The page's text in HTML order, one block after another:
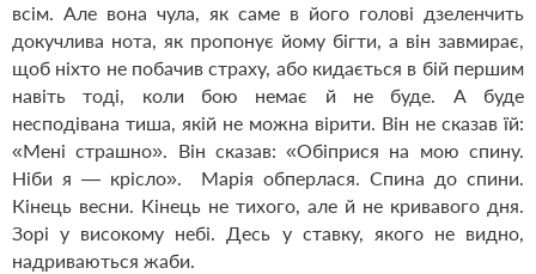
всім. Але вона чула, як саме в його голові дзеленчить
докучлива нота, як пропонує йому бігти, а він завмирає,
щоб ніхто не побачив страху, або кидається в бій першим
навіть тоді, коли бою немає й не буде. А буде
несподівана тиша, якій не можна вірити. Він не сказав їй:
«Мені страшно». Він сказав: «Обіприся на мою спину.
Ніби я — крісло». Марія обперлася. Спина до спини.
Кінець весни. Кінець не тихого, але й не кривавого дня.
Зорі у високому небі. Десь у ставку, якого не видно,
надриваються жаби.